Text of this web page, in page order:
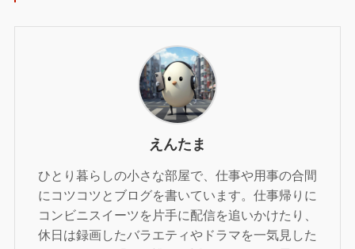
えんたま
ひとり暮らしの小さな部屋で、仕事や用事の合間
にコツコツとブログを書いています。仕事帰りに
コンビニスイーツを片手に配信を追いかけたり、
休日は録画したバラエティやドラマを一気見した